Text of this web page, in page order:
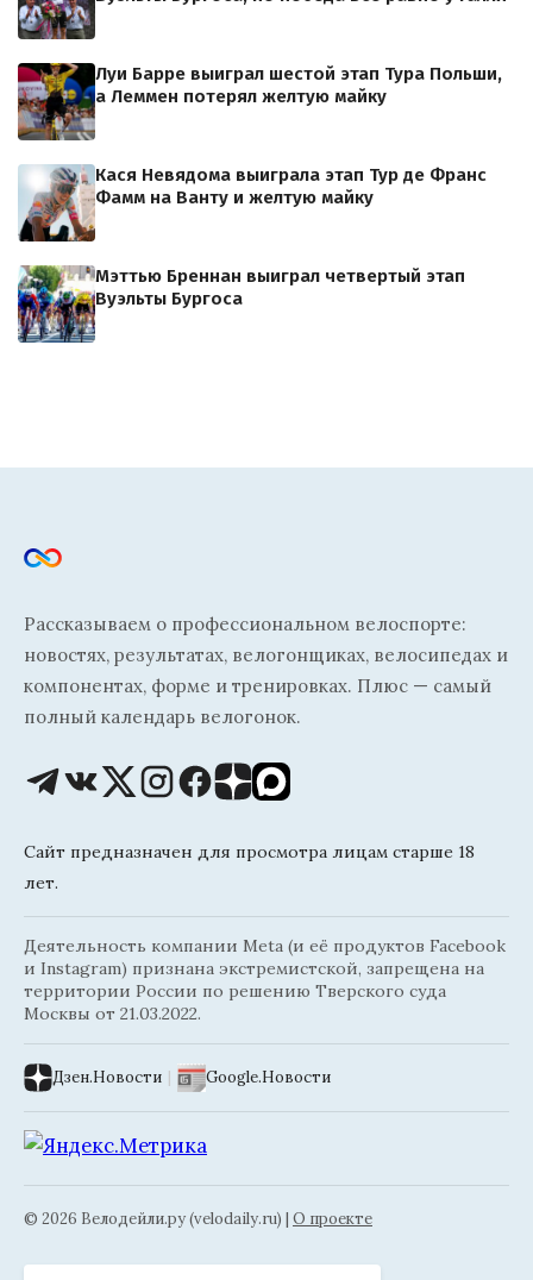
Луи Барре выиграл шестой этап Тура Польши,
а Леммен потерял желтую майку
Кася Невядома выиграла этап Тур де Франс
Фамм на Ванту и желтую майку
Мэттью Бреннан выиграл четвертый этап
Вуэльты Бургоса
Рассказываем о профессиональном велоспорте:
новостях, результатах, велогонщиках, велосипедах и
компонентах, форме и тренировках. Плюс — самый
полный календарь велогонок.
Сайт предназначен для просмотра лицам старше 18
лет.
Деятельность компании Meta (и её продуктов Facebook
и Instagram) признана экстремистской, запрещена на
территории России по решению Тверского суда
Москвы от 21.03.2022.
Дзен.Новости | Google.Новости
© 2026 Велодейли.ру (velodaily.ru) | О проекте